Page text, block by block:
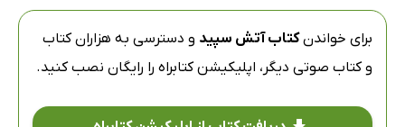
برای خواندنکتاب آتش سپید و دسترسی به هزاران کتاب
و کتاب صوتی دیگر، اپلیکیشن کتابراه را رایگان نصب کنید.